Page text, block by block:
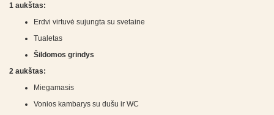
1 aukštas:
Erdvi virtuvė sujungta su svetaine
Tualetas
Šildomos grindys
2 aukštas:
Miegamasis
Vonios kambarys su dušu ir WC